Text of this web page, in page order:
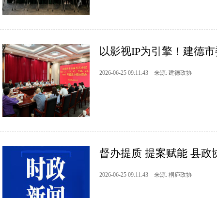
以影视IP为引擎！建德
2026-06-25 09:11:43 来源: 建德政协
督办提质 提案赋能 县政
2026-06-25 09:11:43 来源: 桐庐政协